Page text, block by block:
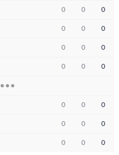
0 0 0
0 0 0
0 0 0
0 0 0
0 0 0
0 0 0
0 0 0